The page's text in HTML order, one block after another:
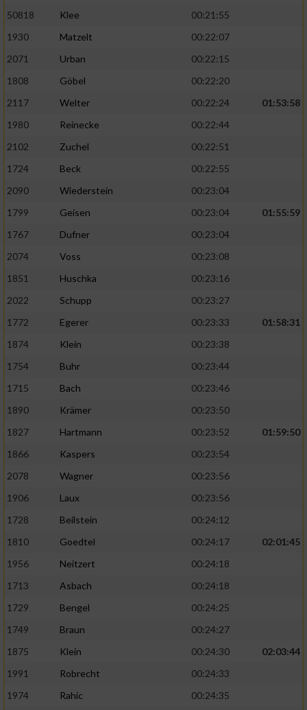
50818
Klee
00:21:55
1930
Matzelt
00:22:07
2071
Urban
00:22:15
1808
Göbel
00:22:20
2117
Welter 00:22:24
01:53:58
1980
Reinecke
00:22:44
2102
Zuchel
00:22:51
1724
Beck
00:22:55
2090
Wiederstein
00:23:04
1799
Geisen 00:23:04
01:55:59
1767
Dufner
00:23:04
2074
Voss
00:23:08
1851
Huschka
00:23:16
2022
Schupp
00:23:27
1772
Egerer 00:23:33
01:58:31
1874
Klein
00:23:38
1754
Buhr
00:23:44
1715
Bach
00:23:46
1890
Krämer
00:23:50
1827
Hartmann 00:23:52
01:59:50
1866
Kaspers
00:23:54
2078
Wagner
00:23:56
1906
Laux
00:23:56
1728
Beilstein
00:24:12
1810
Goedtel 00:24:17
02:01:45
1956
Neitzert
00:24:18
1713
Asbach
00:24:18
1729
Bengel
00:24:25
1749
Braun
00:24:27
1875
Klein 00:24:30
02:03:44
1991
Robrecht
00:24:33
1974
Rahic 00:24:35